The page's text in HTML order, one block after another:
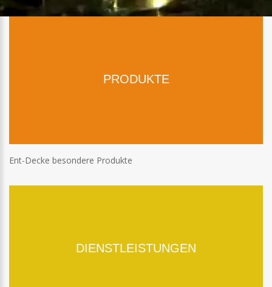
PRODUKTE
Ent-Decke besondere Produkte
DIENSTLEISTUNGEN